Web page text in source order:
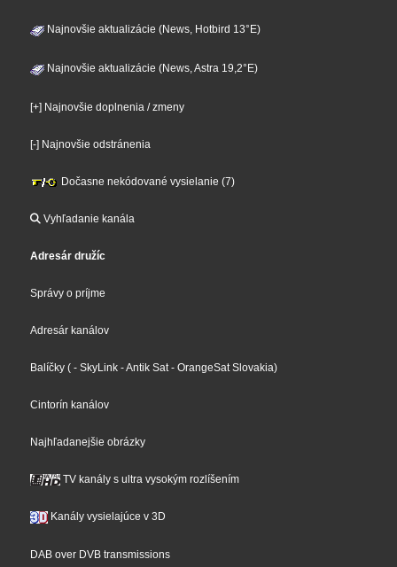
Najnovšie aktualizácie (News, Hotbird 13°E)
Najnovšie aktualizácie (News, Astra 19,2°E)
[+] Najnovšie doplnenia / zmeny
[-] Najnovšie odstránenia
Dočasne nekódované vysielanie (7)
Vyhľadanie kanála
Adresár družíc
Správy o príjme
Adresár kanálov
Balíčky (- SkyLink - Antik Sat- OrangeSat Slovakia)
Cintorín kanálov
Najhľadanejšie obrázky
TV kanály s ultra vysokým rozlíšením
Kanály vysielajúce v 3D
DAB over DVB transmissions